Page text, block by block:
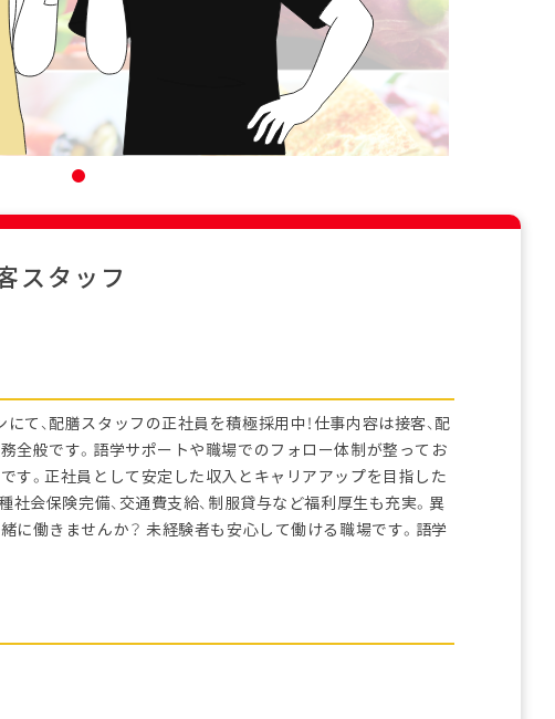
スタッフ
て、配膳スタッフの正社員を積極採用中！仕事内容は接客、配
全般です。語学サポートや職場でのフォロー体制が整ってお
す。正社員として安定した収入とキャリアアップを目指した
社会保険完備、交通費支給、制服貸与など福利厚生も充実。異
に働きませんか？ 未経験者も安心して働ける職場です。語学